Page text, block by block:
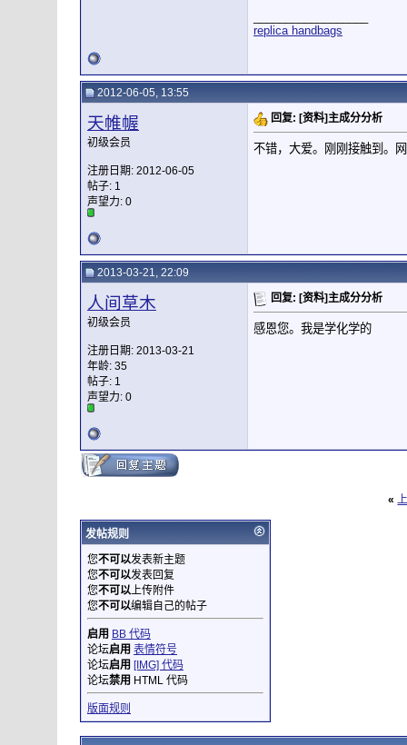
replica handbags
2012-06-05, 13:55
天帷幄
初级会员
注册日期: 2012-06-05
帖子: 1
声望力: 0
回复: [资料]主成分分析
不错，大爱。刚刚接触到。
2013-03-21, 22:09
人间草木
初级会员
注册日期: 2013-03-21
年龄: 35
帖子: 1
声望力: 0
回复: [资料]主成分分析
感恩您。我是学化学的
«
发帖规则
您不可以发表新主题
您不可以发表回复
您不可以上传附件
您不可以编辑自己的帖子
启用 BB 代码
论坛启用 表情符号
论坛启用 [IMG] 代码
论坛禁用 HTML 代码
版面规则